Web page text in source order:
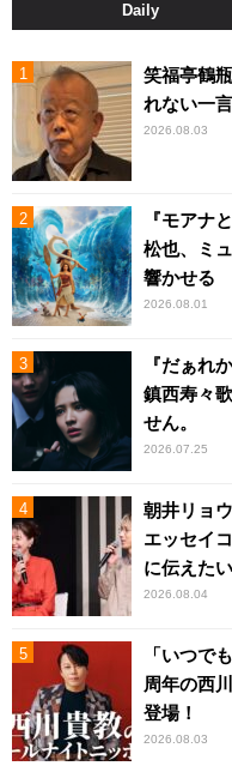
Daily
笑福亭鶴
れない一言
2026.08.03
『モアナ
松也、ミ
響かせる
2026.08.01
『だぁれ
鎮西寿々
せん。
2026.07.25
朝井リョ
エッセイ
に伝えたい
2026.08.04
「いつで
周年の西
登場！
2026.08.03